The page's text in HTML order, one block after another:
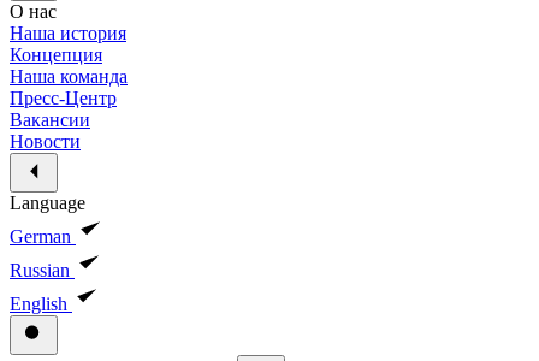
О нас
Наша история
Концепция
Наша команда
Пресс-Центр
Вакансии
Новости
Language
German
Russian
English